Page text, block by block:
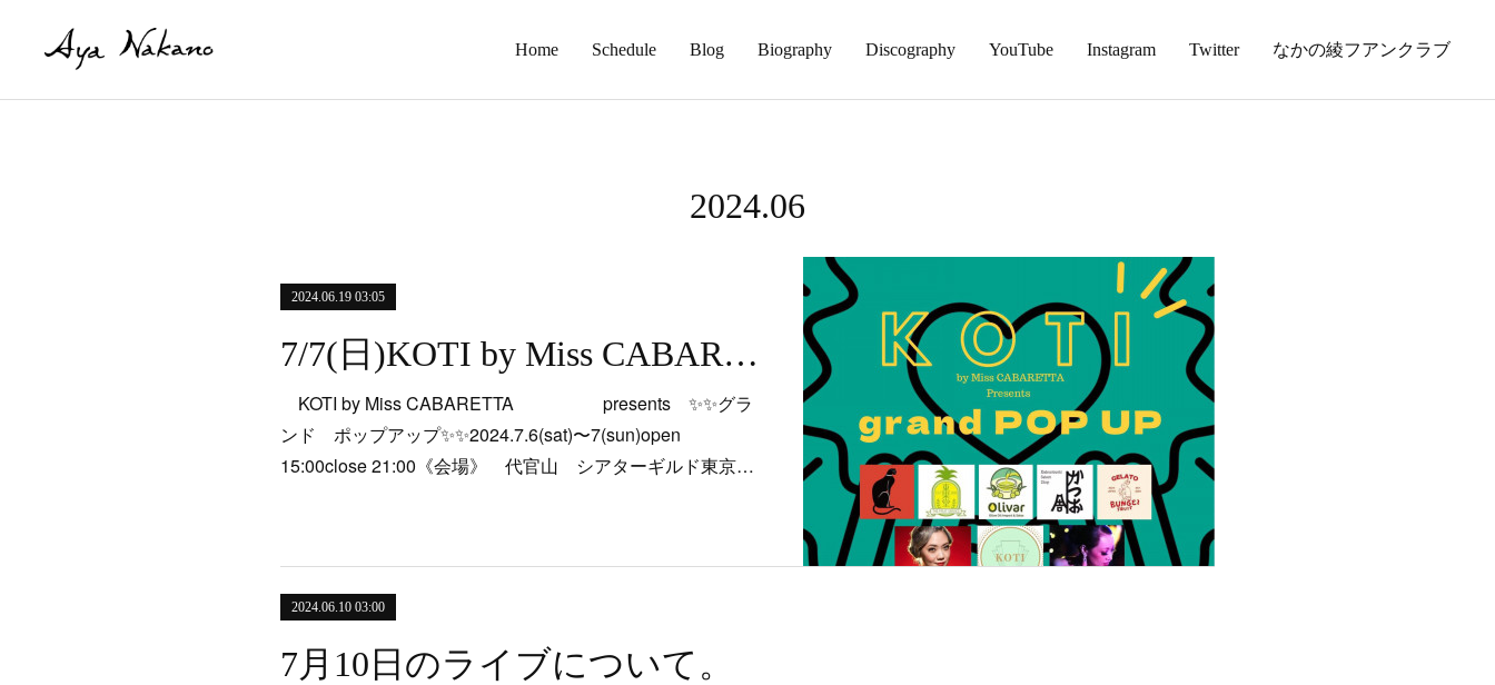
Home Schedule Blog Biography Discography YouTube Instagram Twitter なかの綾フアンクラブ
2024.06
2024.06.19 03:05
7/7(日)KOTI by Miss CABARETTA presents グランド ポップアップ@代官山シアターギルド
KOTI by Miss CABARETTA presents ✨✨グラ
ンド ポップアップ✨✨2024.7.6(sat)〜7(sun)open
15:00close 21:00《会場》 代官山 シアターギルド東京…
2024.06.10 03:00
7月10日のライブについて。